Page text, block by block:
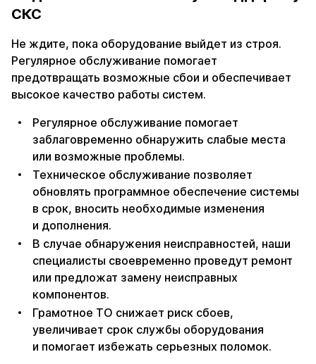
СКС
Не ждите, пока оборудование выйдет из строя.
Регулярное обслуживание помогает
предотвращать возможные сбои и обеспечивает
высокое качество работы систем.
Регулярное обслуживание помогает
заблаговременно обнаружить слабые места
или возможные проблемы.
Техническое обслуживание позволяет
обновлять программное обеспечение системы
в срок, вносить необходимые изменения
и дополнения.
В случае обнаружения неисправностей, наши
специалисты своевременно проведут ремонт
или предложат замену неисправных
компонентов.
Грамотное ТО снижает риск сбоев,
увеличивает срок службы оборудования
и помогает избежать серьезных поломок.